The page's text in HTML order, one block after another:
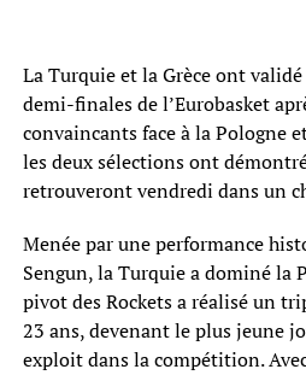
La Turquie et la Grèce ont
demi-finales de l’Eurobasket
convaincants face à la Pologne
les deux sélections ont
retrouveront vendredi dans un
Menée par une performance
Sengun, la Turquie a dominé la
pivot des Rockets a réalisé un
23 ans, devenant le plus jeune
exploit dans la compétition.